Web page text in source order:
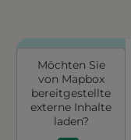
Möchten Sie
von Mapbox
bereitgestellte
externe Inhalte
laden?